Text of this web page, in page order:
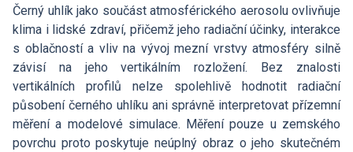
Povinně zveřejňované informace
Ombudsman a ombudsmanka ÚCHP
Odpovědi na žádosti o poskytnutí informací
Grantová agentura ÚCHP
Open Science
Zaměstnanci
Nabídky zaměstnání
Hledat
Hledat
Intranet
EN
Černý uhlík jako součást atmosférického aerosolu ovlivňuje
klima i lidské zdraví, přičemž jeho radiační účinky, interakce
s oblačností a vliv na vývoj mezní vrstvy atmosféry silně
závisí na jeho vertikálním rozložení. Bez znalosti
vertikálních profilů nelze spolehlivě hodnotit radiační
působení černého uhlíku ani správně interpretovat přízemní
měření a modelové simulace. Měření pouze u zemského
povrchu proto poskytuje neúplný obraz o jeho skutečném